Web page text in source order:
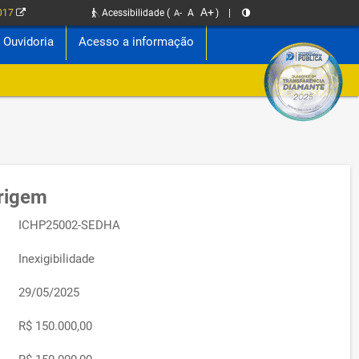
Acessibilidade ( A- A A+)
Ouvidoria Acesso a informação
ICHP25002-SEDHA
Inexigibilidade
29/05/2025
R$ 150.000,00